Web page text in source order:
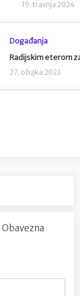
19. travnja 2024
Događanja
Radijskim eterom
27. ožujka 2023
Obavezna